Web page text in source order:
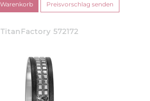
TitanFactory 572172